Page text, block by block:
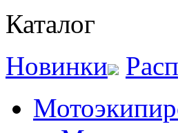
Каталог
Новинки